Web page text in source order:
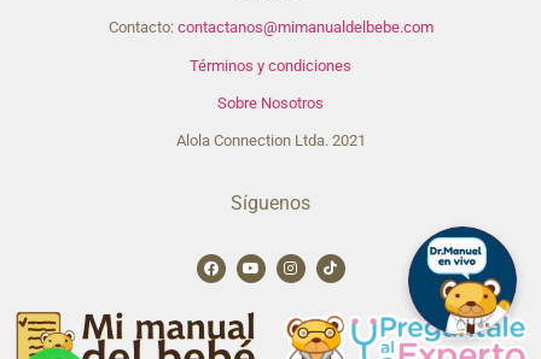
Contacto: contactanos@mimanualdelbebe.com
Términos y condiciones
Sobre Nosotros
Alola Connection Ltda. 2021
Síguenos